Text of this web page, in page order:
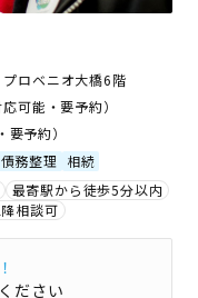
ロベニオ大橋6階
可能・要予約）
予約）
務整理 相続
最寄駅から徒歩5分以内
相談可
ださい